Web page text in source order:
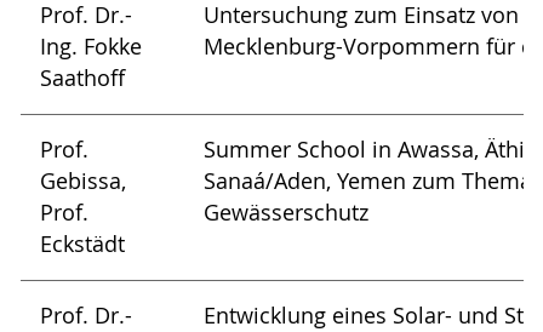
Prof. Dr.-
Ing. Fokke
Saathoff
Untersuchung zum Einsatz von
Mecklenburg-Vorpommern für
Prof.
Gebissa,
Prof.
Eckstädt
Summer School in Awassa,
Sanaá/Aden, Yemen zum
Gewässerschutz
Prof. Dr.-
Entwicklung eines Solar- und